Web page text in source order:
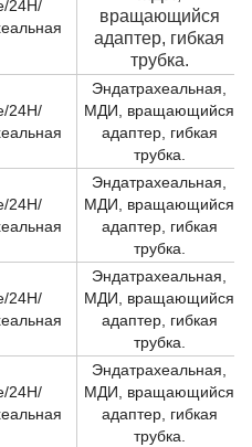
24H/
вращающийся
адаптер, гибкая
трубка.
24H/
Эндатрахеальная,
МДИ, вращающийся
адаптер, гибкая
трубка.
24H/
Эндатрахеальная,
МДИ, вращающийся
адаптер, гибкая
трубка.
24H/
Эндатрахеальная,
МДИ, вращающийся
адаптер, гибкая
трубка.
24H/
Эндатрахеальная,
МДИ, вращающийся
адаптер, гибкая
трубка.